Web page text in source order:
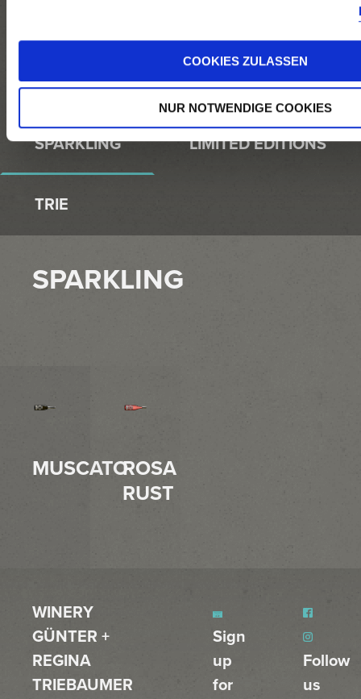
COOKIES ZULASSEN
NUR NOTWENDIGE COOKIES
RESERVE CLASSIC
SPARKLING LIMITED EDITIONS
TRIE
SPARKLING
MUSCATOROSA
RUST
WINERY
GÜNTER +
REGINA
TRIEBAUMER
Sign
up
for
Follow
us